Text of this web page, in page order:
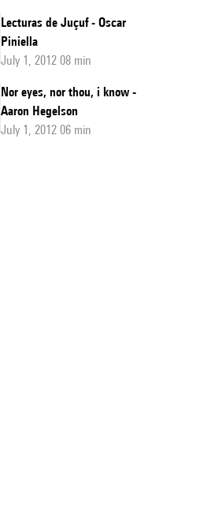
Lecturas de Juçuf - Oscar
Piniella
July 1, 2012 08 min
Nor eyes, nor thou, i know -
Aaron Hegelson
July 1, 2012 06 min